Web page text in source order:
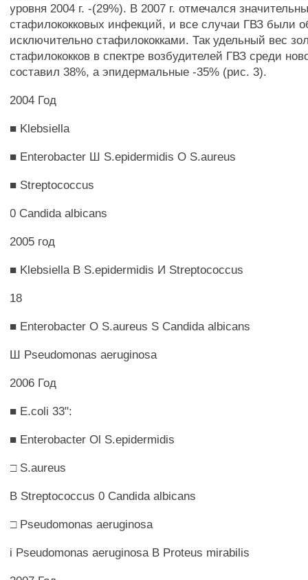
уровня 2004 г. -(29%). В 2007 г. отмечался
стафилококковых инфекций, и все случаи ГВЗ были
исключительно стафилококками. Так удельный вес
стафилококков в спектре возбудителей ГВЗ среди
составил 38%, а эпидермальные -35% (рис. 3).
2004 Год
■ Klebsiella
■ Enterobacter Ш S.epidermidis О S.aureus
■ Streptococcus
0 Candida albicans
2005 год
■ Klebsiella В S.epidermidis И Streptococcus
18
■ Enterobacter О S.aureus S Candida albicans
Ш Pseudomonas aeruginosa
2006 Год
■ E.coli 33":
■ Enterobacter Ol S.epidermidis
□ S.aureus
B Streptococcus 0 Candida albicans
□ Pseudomonas aeruginosa
i Pseudomonas aeruginosa В Proteus mirabilis